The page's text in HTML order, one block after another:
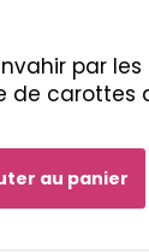
par
de carottes
au panier